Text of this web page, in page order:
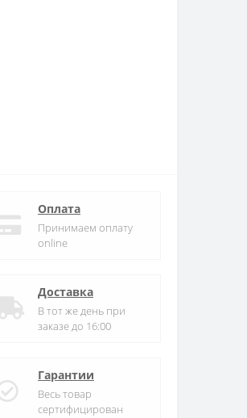
Оплата
Принимаем оплату
online
Доставка
В тот же день при
заказе до 16:00
Гарантии
Весь товар
сертифицирован